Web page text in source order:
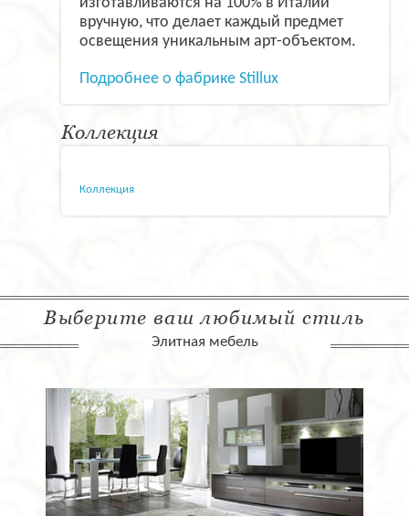
изготавливаются на 100% в Италии
вручную, что делает каждый предмет
освещения уникальным арт-объектом.
Подробнее о фабрике Stillux
Коллекция
Коллекция
Выберите ваш любимый стиль
Элитная мебель